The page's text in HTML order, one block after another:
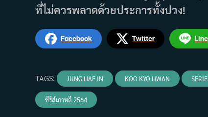
ที่ไม่ควรพลาดด้วยประการทั้งปวง!
Facebook Twitter Line
TAGS: JUNG HAE IN KOO KYO HWAN
ซีรีส์เกาหลี 2564